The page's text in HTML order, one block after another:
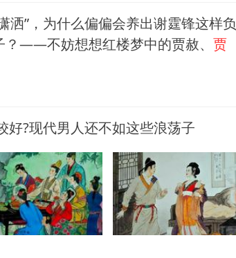
洒”，为什么偏偏会养出谢霆锋这样负
？——不妨想想红楼梦中的贾赦、 贾
好?现代男人还不如这些浪荡子